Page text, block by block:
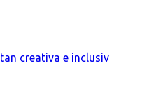
creativa e inclusiv